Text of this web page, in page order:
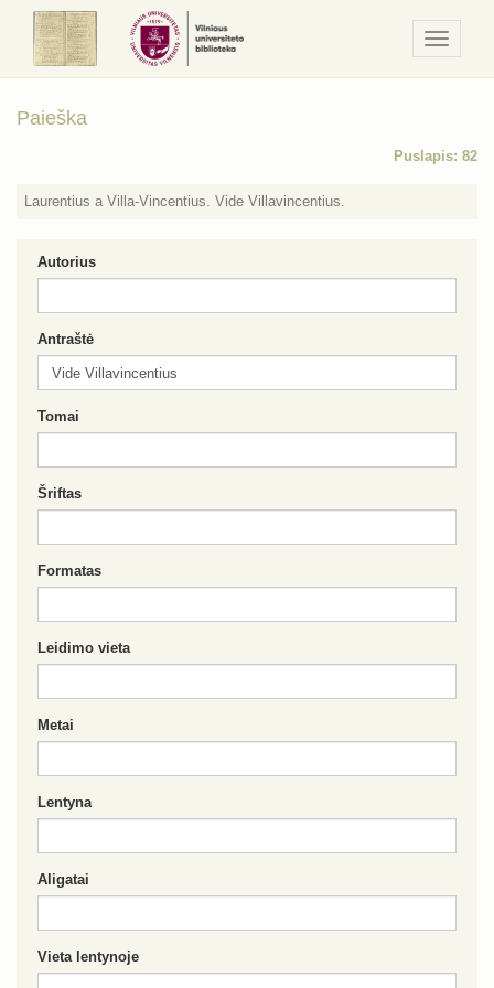
/
Meniu
Paieška
Puslapis: 82
Laurentius a Villa-Vincentius. Vide Villavincentius.
Autorius
Antraštė
Tomai
Šriftas
Formatas
Leidimo vieta
Metai
Lentyna
Aligatai
Vieta lentynoje